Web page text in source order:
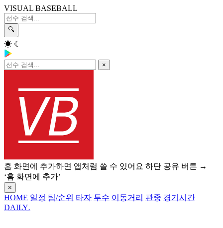
VISUAL BASEBALL
🔍
☀ ☾
×
홈 화면에 추가하면 앱처럼 쓸 수 있어요 하단 공유 버튼 →
‘홈 화면에 추가’
×
HOME 일정 팀/순위 타자 투수 이동거리 관중 경기시간
DAILY.